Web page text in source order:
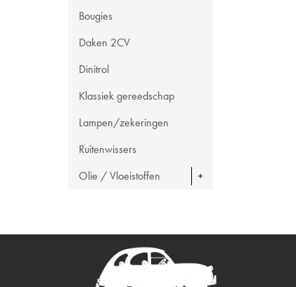
Bougies
Daken 2CV
Dinitrol
Klassiek gereedschap
Lampen/zekeringen
Ruitenwissers
Olie / Vloeistoffen